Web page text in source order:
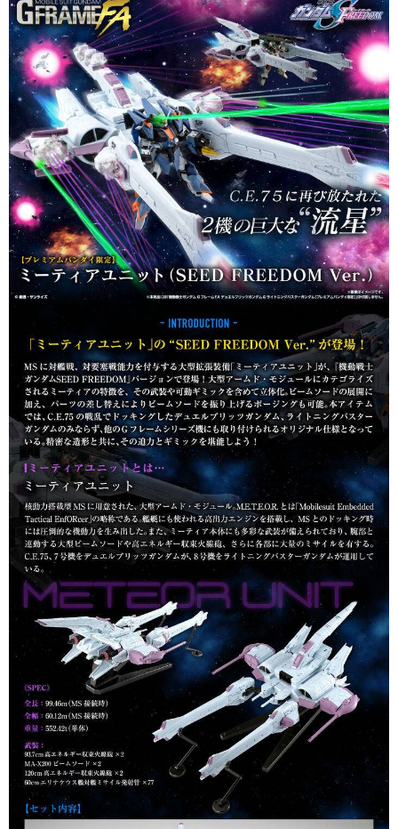
1.本服務係由「台灣大哥大股份有限公司」（以下簡稱本公司）所提供，讓
用戶於交易時，得透過本服務購買商品或服務，並由商店將買賣／分期付款
買賣價金債權讓與本公司後，依約使用本公司帳單繳交帳款。
2.基於同意付款使用「大哥付你分期」之契約關係目的，商店將以您的個人
資料（包含姓名、電話或地址）提供予台灣大哥大進項蒐集、處理及利用，
由本公司與您本人進行分期帳單所需資料之確認、核對及更正。
3.完整用戶服務條款，請詳閱以下連結：https://oppay.tw/userRule